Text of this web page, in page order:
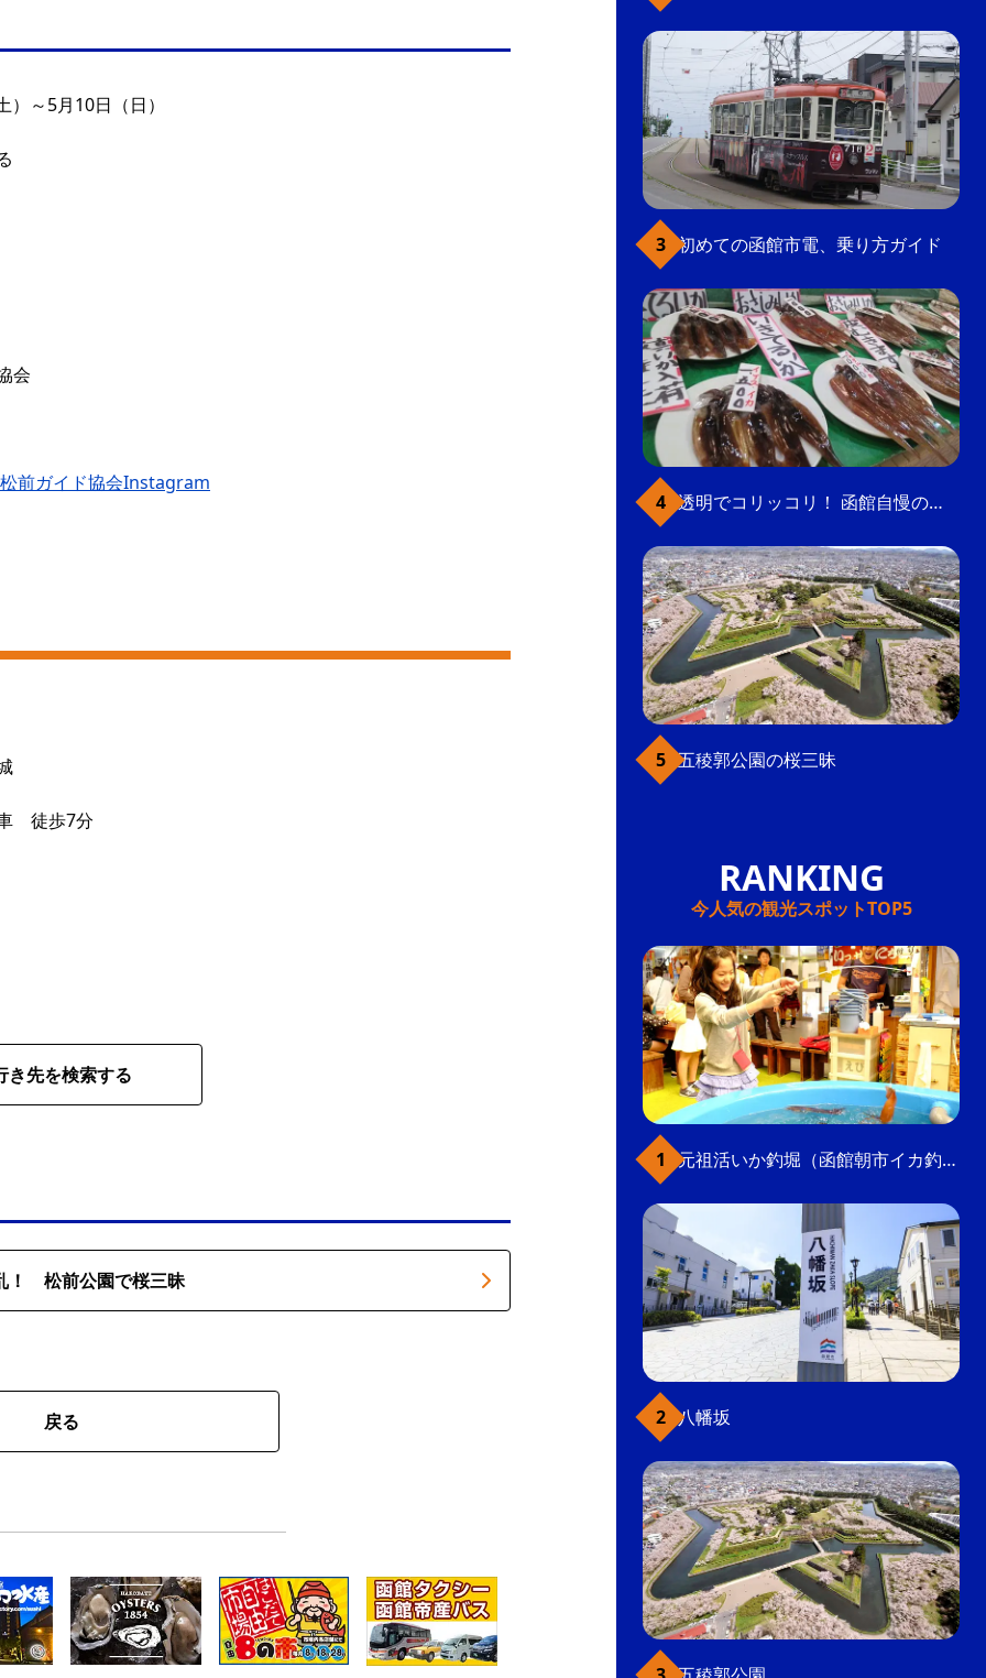
～5月10日（日）
会
松前ガイド協会Instagram
徒歩7分
き先を検索する
！ 松前公園で桜三昧
戻る
初めての函館市電、乗り方ガイド
透明でコリッコリ！ 函館自慢のいかをどうぞ
五稜郭公園の桜三昧
今人気の観光スポットTOP5
元祖活いか釣堀（函館朝市イカ釣り体験）
八幡坂